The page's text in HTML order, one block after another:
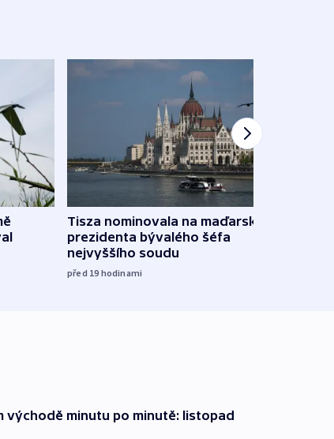
Tisza nominovala na maďarského
prezidenta bývalého šéfa
nejvyššího soudu
před 19 hodinami
východě minutu po minutě: listopad